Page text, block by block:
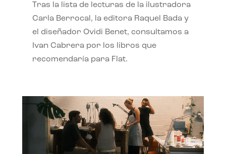
Tras la lista de lecturas de la ilustradora
Carla Berrocal, la editora Raquel Bada y
el diseñador Ovidi Benet, consultamos a
Ivan Cabrera por los libros que
recomendaría para Flat.